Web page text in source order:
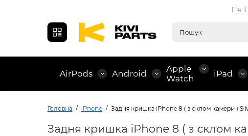
Пн-
AirPods Android
Apple
Watch
iPad
Головна iPhone Задня кришка iPhone 8 ( з склом камери )
Задня кришка iPhone 8 ( з склом